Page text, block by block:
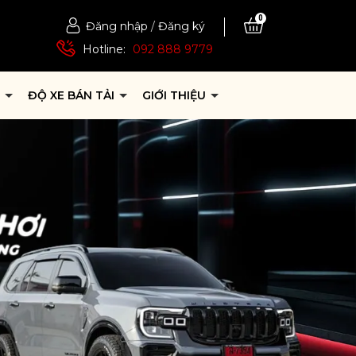
Đăng nhập / Đăng ký
0
Hotline: 092 888 9779
ĐỘ XE BÁN TẢI GIỚI THIỆU